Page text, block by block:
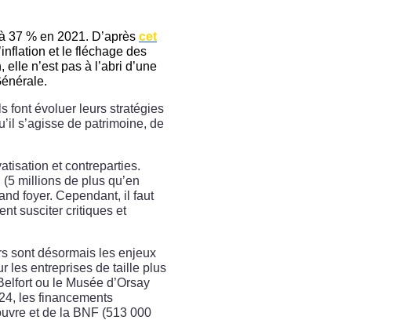
37 % en 2021. D’après cet
et le fléchage des
n’est pas à l’abri d’une
font évoluer leurs stratégies
s’agisse de patrimoine, de
et contreparties.
millions de plus qu’en
foyer. Cependant, il faut
susciter critiques et
sont désormais les enjeux
les entreprises de taille plus
ou le Musée d’Orsay
les financements
et de la BNF (513 000